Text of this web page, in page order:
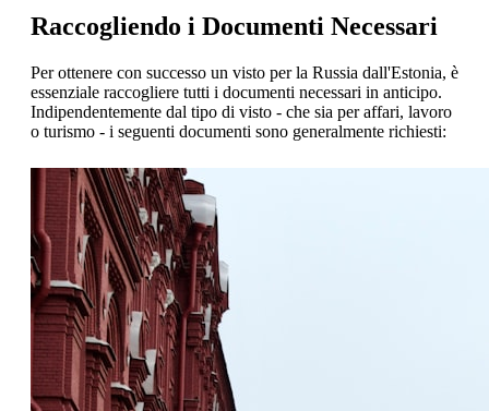
Raccogliendo i Documenti Necessari
Per ottenere con successo un visto per la Russia dall'Estonia, è
essenziale raccogliere tutti i documenti necessari in anticipo.
Indipendentemente dal tipo di visto - che sia per affari, lavoro
o turismo - i seguenti documenti sono generalmente richiesti: